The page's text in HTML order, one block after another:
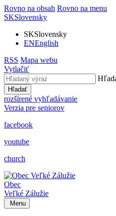
Rovno na obsah Rovno na menu
SKSlovensky
SKSlovensky
ENEnglish
RSS Mapa webu
Vytlačiť
Hľadať
rozšírené vyhľadávanie
Verzia pre seniorov
facebook
youtube
church
Obec
Veľké Zálužie
Menu